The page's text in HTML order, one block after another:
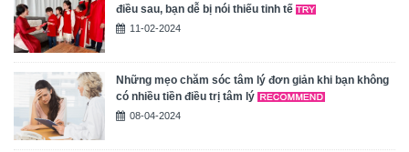
điều sau, bạn dễ bị nói thiếu tinh tế
11-02-2024
Những mẹo chăm sóc tâm lý đơn giản khi bạn không
có nhiều tiền điều trị tâm lý
08-04-2024